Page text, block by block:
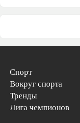
Спорт
Вокруг спорта
Тренды
Лига чемпионов